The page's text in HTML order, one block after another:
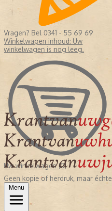
Vragen? Bel 0341 - 55 69 69
Winkelwagen inhoud: Uw
winkelwagen is nog leeg.
Uw winkelwagen (0)
Geen kopie of herdruk, maar
Menu